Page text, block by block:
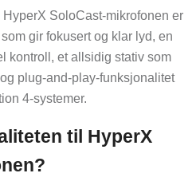
SoloCast-mikrofonen er
gir fokusert og klar lyd, en
kontroll, et allsidig stativ som
plug-and-play-funksjonalitet
4-systemer.
til HyperX